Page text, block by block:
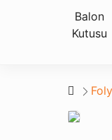
Balon
Kutusu